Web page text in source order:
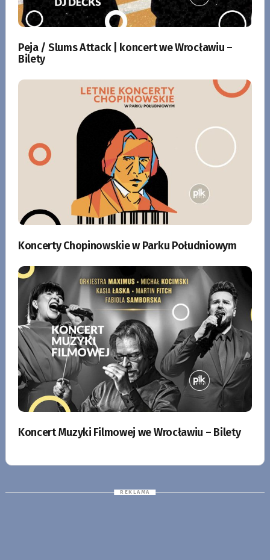
Peja / Slums Attack | koncert we Wrocławiu –
Bilety
Koncerty Chopinowskie w Parku Południowym
Koncert Muzyki Filmowej we Wrocławiu – Bilety